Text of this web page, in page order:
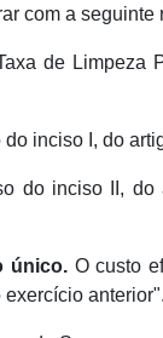
com a seguinte
de Limpeza
do inciso I, do
do inciso II,
único.O custo
exercício anterior".